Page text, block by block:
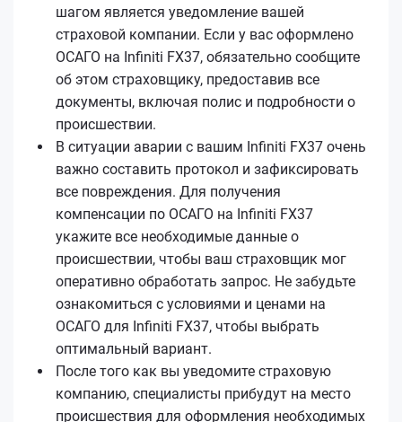
шагом является уведомление вашей
страховой компании. Если у вас оформлено
ОСАГО на Infiniti FX37, обязательно сообщите
об этом страховщику, предоставив все
документы, включая полис и подробности о
происшествии.
В ситуации аварии с вашим Infiniti FX37 очень
важно составить протокол и зафиксировать
все повреждения. Для получения
компенсации по ОСАГО на Infiniti FX37
укажите все необходимые данные о
происшествии, чтобы ваш страховщик мог
оперативно обработать запрос. Не забудьте
ознакомиться с условиями и ценами на
ОСАГО для Infiniti FX37, чтобы выбрать
оптимальный вариант.
После того как вы уведомите страховую
компанию, специалисты прибудут на место
происшествия для оформления необходимых